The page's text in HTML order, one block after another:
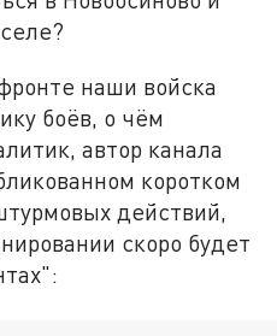
наши войска
боёв, о чём
автор канала
коротком
действий,
скоро будет